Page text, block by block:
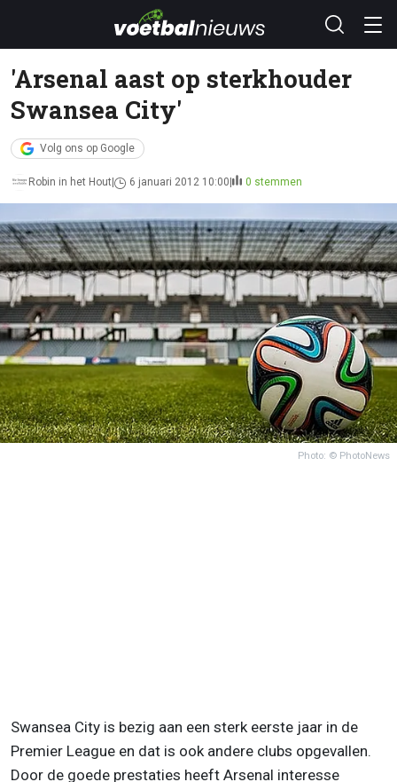
'Arsenal aast op sterkhouder
Swansea City'
Volg ons op Google
Robin in het Hout 6 januari 2012 10:00 0 stemmen
Photo: © PhotoNews
Swansea City is bezig aan een sterk eerste jaar in de
Premier League en dat is ook andere clubs opgevallen.
Door de goede prestaties heeft Arsenal interesse